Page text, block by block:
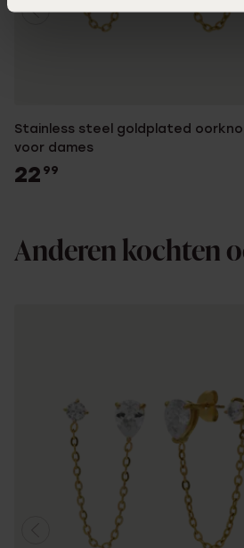
Stainless steel goldplated
voor dames
22 99
Anderen kochten